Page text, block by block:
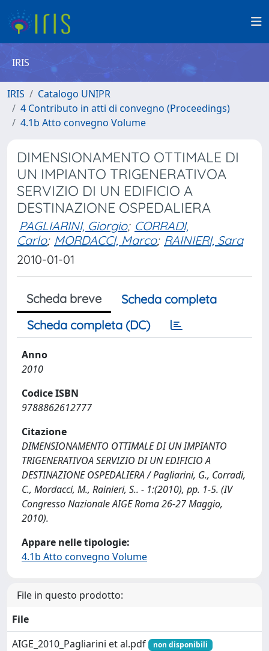
IRIS
IRIS
Catalogo UNIPR
4 Contributo in atti di convegno (Proceedings)
4.1b Atto convegno Volume
DIMENSIONAMENTO OTTIMALE DI
UN IMPIANTO TRIGENERATIVOA
SERVIZIO DI UN EDIFICIO A
DESTINAZIONE OSPEDALIERA
PAGLIARINI, Giorgio; CORRADI,
Carlo; MORDACCI, Marco; RAINIERI, Sara
2010-01-01
Scheda breve
Scheda completa
Scheda completa (DC)
Anno
2010
Codice ISBN
9788862612777
Citazione
DIMENSIONAMENTO OTTIMALE DI UN IMPIANTO
TRIGENERATIVOA SERVIZIO DI UN EDIFICIO A
DESTINAZIONE OSPEDALIERA / Pagliarini, G., Corradi,
C., Mordacci, M., Rainieri, S.. - 1:(2010), pp. 1-5. (IV
Congresso Nazionale AIGE Roma 26-27 Maggio,
2010).
Appare nelle tipologie:
4.1b Atto convegno Volume
File in questo prodotto:
File
AIGE_2010_Pagliarini et al.pdf
non disponibili